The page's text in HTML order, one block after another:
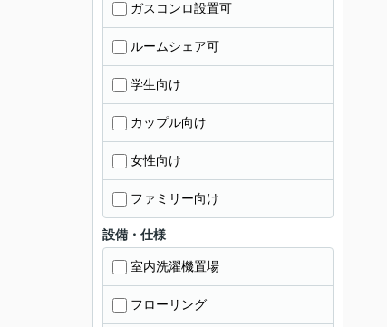
ガスコンロ設置可
ルームシェア可
学生向け
カップル向け
女性向け
ファミリー向け
設備・仕様
室内洗濯機置場
フローリング